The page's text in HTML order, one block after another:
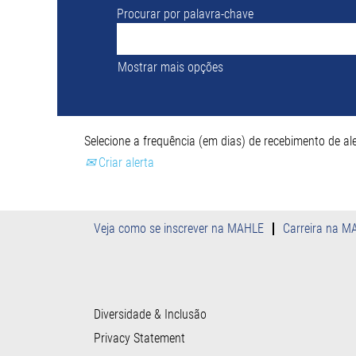
Procurar por palavra-chave
Mostrar mais opções
Selecione a frequência (em dias) de recebimento de
Criar alerta
Veja como se inscrever na MAHLE Carreira na
Diversidade & Inclusão
Privacy Statement